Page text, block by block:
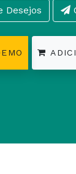
Desejos